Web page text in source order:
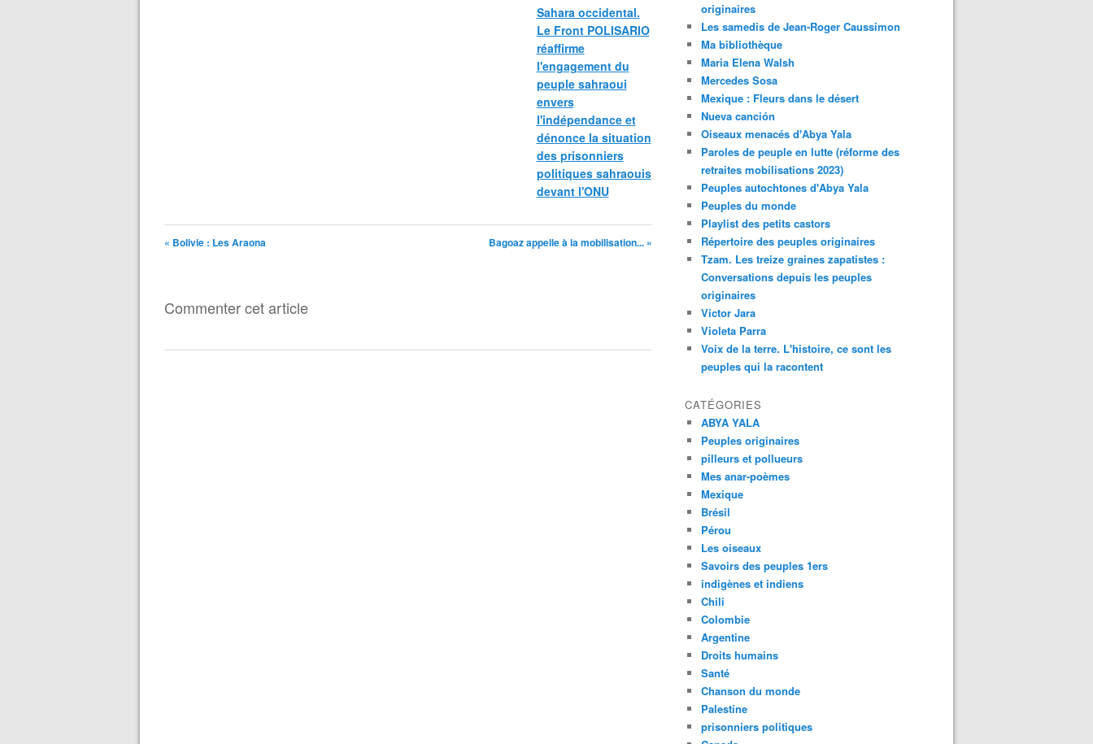
Sahara occidental.
Le Front POLISARIO
réaffirme
l'engagement du
peuple sahraoui
envers
l'indépendance et
dénonce la situation
des prisonniers
politiques sahraouis
devant l'ONU
« Bolivie : Les Araona Bagoaz appelle à la mobilisation... »
Commenter cet article
originaires
Les samedis de Jean-Roger Caussimon
Ma bibliothèque
Maria Elena Walsh
Mercedes Sosa
Mexique : Fleurs dans le désert
Nueva canción
Oiseaux menacés d'Abya Yala
Paroles de peuple en lutte (réforme des
retraites mobilisations 2023)
Peuples autochtones d'Abya Yala
Peuples du monde
Playlist des petits castors
Répertoire des peuples originaires
Tzam. Les treize graines zapatistes :
Conversations depuis les peuples
originaires
Victor Jara
Violeta Parra
Voix de la terre. L'histoire, ce sont les
peuples qui la racontent
CATÉGORIES
ABYA YALA
Peuples originaires
pilleurs et pollueurs
Mes anar-poèmes
Mexique
Brésil
Pérou
Les oiseaux
Savoirs des peuples 1ers
indigènes et indiens
Chili
Colombie
Argentine
Droits humains
Santé
Chanson du monde
Palestine
prisonniers politiques